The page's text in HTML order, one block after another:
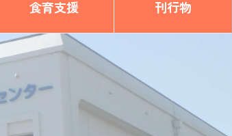
食育支援 刊行物